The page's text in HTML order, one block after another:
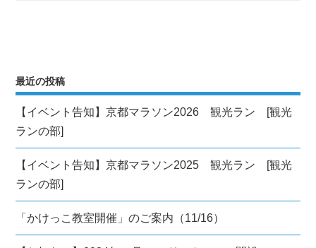
最近の投稿
【イベント告知】京都マラソン2026 観光ラン [観光
ランの部]
【イベント告知】京都マラソン2025 観光ラン [観光
ランの部]
「かけっこ教室開催」のご案内（11/16）